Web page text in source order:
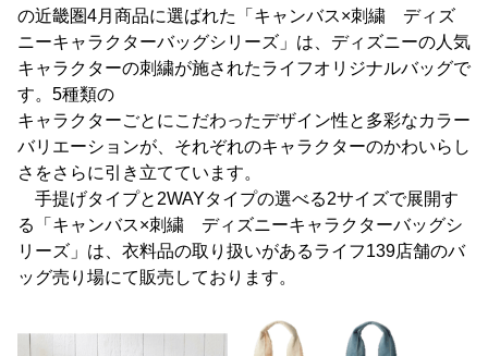
の近畿圏4月商品に選ばれた「キャンバス×刺繍 ディズ
ニーキャラクターバッグシリーズ」は、ディズニーの人気
キャラクターの刺繍が施されたライフオリジナルバッグで
す。5種類の
キャラクターごとにこだわったデザイン性と多彩なカラー
バリエーションが、それぞれのキャラクターのかわいらし
さをさらに引き立てています。
手提げタイプと2WAYタイプの選べる2サイズで展開す
る「キャンバス×刺繍 ディズニーキャラクターバッグシ
リーズ」は、衣料品の取り扱いがあるライフ139店舗のバ
ッグ売り場にて販売しております。